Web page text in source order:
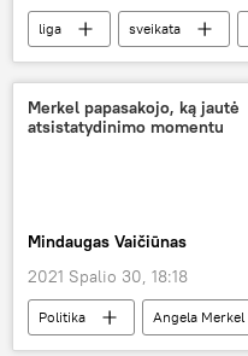
liga sveikata
Medicina ir sveikata
Merkel papasakojo, ką jautė
atsistatydinimo momentu
Mindaugas Vaičiūnas
2021 Spalio 30, 18:18
Politika Angela Merkel